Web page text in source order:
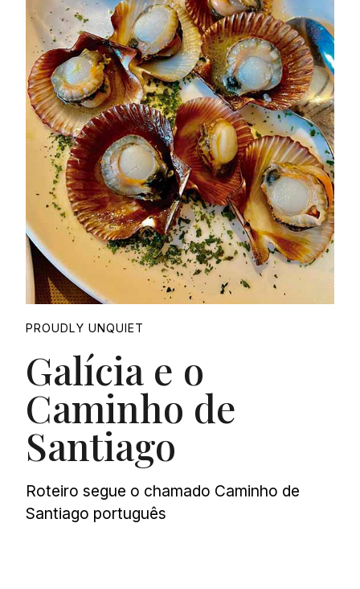
Proudly
PROUDLY UNQUIET
Galícia e o
Caminho de
Santiago
Roteiro segue o chamado Caminho de
Santiago português